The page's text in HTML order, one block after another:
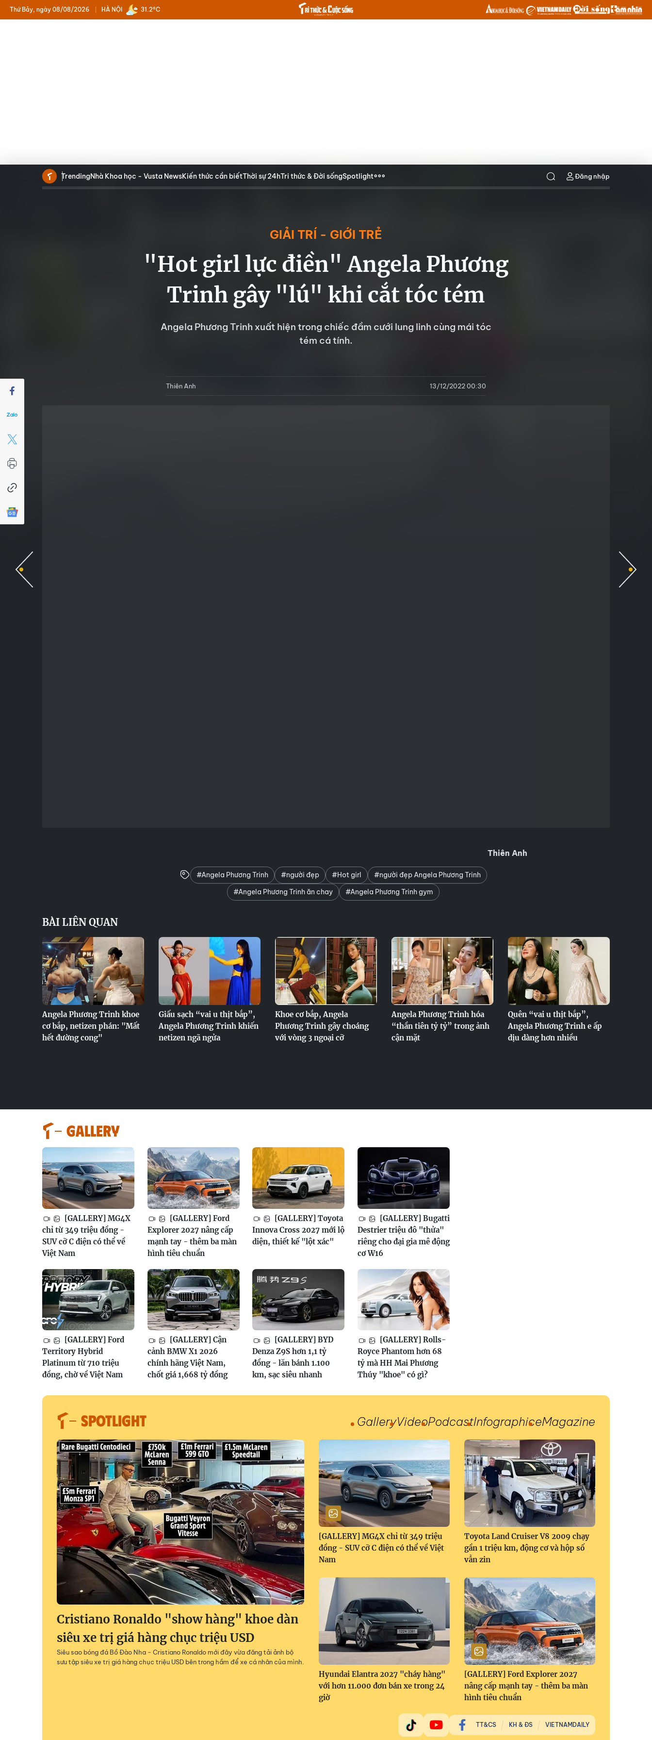
HÀ NỘI
Thứ Bảy, ngày 08/08/2026 31.2°C
TrendingNhà Khoa học - Vusta NewsKiến thức cần biếtThời sự 24hTri thức & Đời sốngSpotlight Đăng nhập
GIẢI TRÍ - GIỚI TRẺ
"Hot girl lực điền" Angela Phương
Trinh gây "lú" khi cắt tóc tém
Angela Phương Trinh xuất hiện trong chiếc đầm cưới lung linh cùng mái tóc
tém cá tính.
Thiên Anh 13/12/2022 00:30
Thiên Anh
#Angela Phương Trinh #người đẹp #Hot girl
#người đẹp Angela Phương Trinh
#Angela Phương Trinh ăn chay
#Angela Phương Trinh gym
BÀI LIÊN QUAN
Angela Phương Trinh khoe
cơ bắp, netizen phán: "Mất
hết đường cong"
Giấu sạch “vai u thịt bắp”,
Angela Phương Trinh khiến
netizen ngã ngửa
Khoe cơ bắp, Angela
Phương Trinh gây choáng
với vòng 3 ngoại cỡ
Angela Phương Trinh hóa
“thần tiên tỷ tỷ” trong ảnh
cận mặt
Quên “vai u thịt bắp”,
Angela Phương Trinh e ấp
dịu dàng hơn nhiều
GALLERY
[GALLERY] MG4X
chỉ từ 349 triệu đồng -
SUV cỡ C điện có thể về
Việt Nam
[GALLERY] Ford
Explorer 2027 nâng cấp
mạnh tay - thêm ba màn
hình tiêu chuẩn
[GALLERY] Toyota
Innova Cross 2027 mới lộ
diện, thiết kế "lột xác"
[GALLERY] Bugatti
Destrier triệu đô "thửa"
riêng cho đại gia mê động
cơ W16
[GALLERY] Ford
Territory Hybrid
Platinum từ 710 triệu
đồng, chờ về Việt Nam
[GALLERY] Cận
cảnh BMW X1 2026
chính hãng Việt Nam,
chốt giá 1,668 tỷ đồng
[GALLERY] BYD
Denza Z9S hơn 1,1 tỷ
đồng - lăn bánh 1.100
km, sạc siêu nhanh
[GALLERY] Rolls-
Royce Phantom hơn 68
tỷ mà HH Mai Phương
Thúy "khoe" có gì?
SPOTLIGHT GalleryVideoPodcastInfographiceMagazine
Cristiano Ronaldo "show hàng" khoe dàn
siêu xe trị giá hàng chục triệu USD
Siêu sao bóng đá Bồ Đào Nha - Cristiano Ronaldo mới đây vừa đăng tải ảnh bộ
sưu tập siêu xe trị giá hàng chục triệu USD bên trong hầm để xe cá nhân của mình.
[GALLERY] MG4X chỉ từ 349 triệu
đồng - SUV cỡ C điện có thể về Việt
Nam
Toyota Land Cruiser V8 2009 chạy
gần 1 triệu km, động cơ và hộp số
vẫn zin
Hyundai Elantra 2027 "cháy hàng"
với hơn 11.000 đơn bán xe trong 24
giờ
[GALLERY] Ford Explorer 2027
nâng cấp mạnh tay - thêm ba màn
hình tiêu chuẩn
TT&CS KH & ĐS VIETNAMDAILY